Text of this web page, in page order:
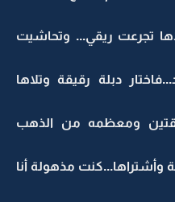
تجرعت ريقي... وتحاشيت
دبلة رقيقة وتلاها
ومعظمه من الذهب
وأشتراها...كنت مذهولة أنا